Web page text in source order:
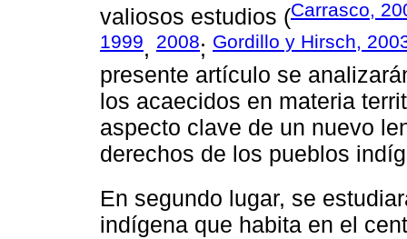
valiosos estudios (Carrasco,
1999, 2008; Gordillo y Hirsch,
presente artículo se
los acaecidos en materia
aspecto clave de un nuevo
derechos de los pueblos
En segundo lugar, se
indígena que habita en el